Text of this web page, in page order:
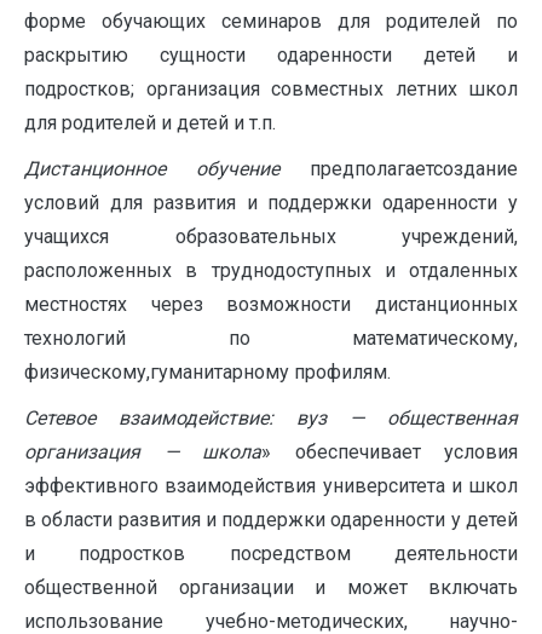
форме обучающих семинаров для родителей по
раскрытию сущности одаренности детей и
подростков; организация совместных летних школ
для родителей и детей и т.п.
Дистанционное обучение предполагаетсоздание
условий для развития и поддержки одаренности у
учащихся образовательных учреждений,
расположенных в труднодоступных и отдаленных
местностях через возможности дистанционных
технологий по математическому,
физическому,гуманитарному профилям.
Сетевое взаимодействие: вуз — общественная
организация — школа» обеспечивает условия
эффективного взаимодействия университета и школ
в области развития и поддержки одаренности у детей
и подростков посредством деятельности
общественной организации и может включать
использование учебно-методических, научно-